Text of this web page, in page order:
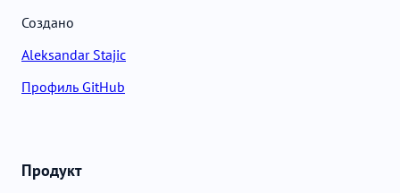
Создано
Aleksandar Stajic
Профиль GitHub
Продукт